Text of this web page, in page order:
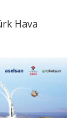
Hava